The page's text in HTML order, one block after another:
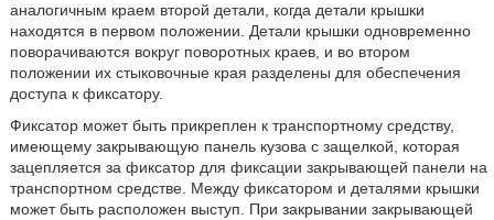
аналогичным краем второй детали, когда детали крышки
находятся в первом положении. Детали крышки одновременно
поворачиваются вокруг поворотных краев, и во втором
положении их стыковочные края разделены для обеспечения
доступа к фиксатору.
Фиксатор может быть прикреплен к транспортному средству,
имеющему закрывающую панель кузова с защелкой, которая
зацепляется за фиксатор для фиксации закрывающей панели на
транспортном средстве. Между фиксатором и деталями крышки
может быть расположен выступ. При закрывании закрывающей